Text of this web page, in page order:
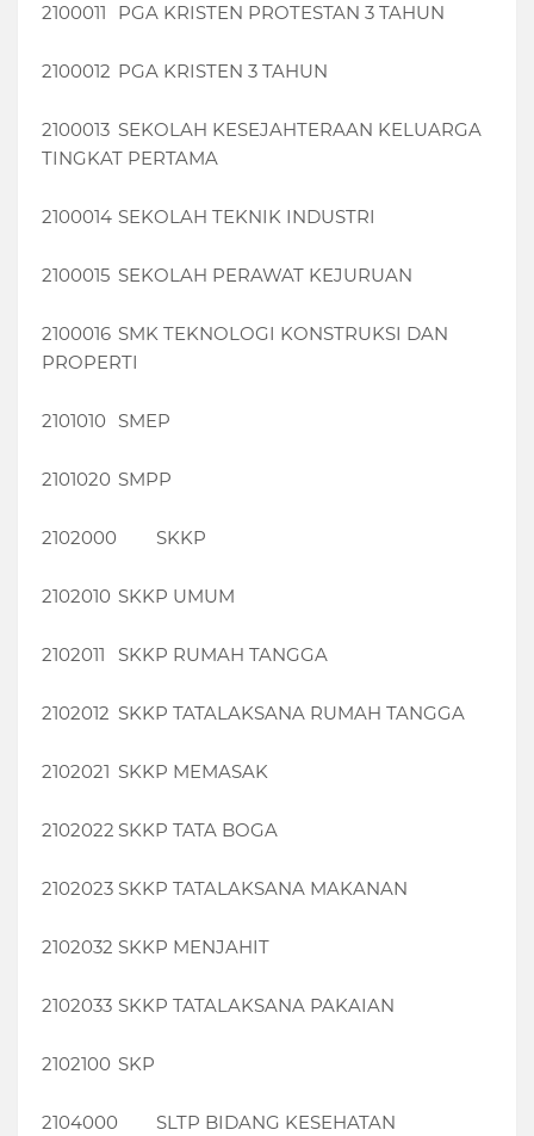
2100011 PGA KRISTEN PROTESTAN 3 TAHUN
2100012 PGA KRISTEN 3 TAHUN
2100013 SEKOLAH KESEJAHTERAAN KELUARGA
TINGKAT PERTAMA
2100014 SEKOLAH TEKNIK INDUSTRI
2100015 SEKOLAH PERAWAT KEJURUAN
2100016 SMK TEKNOLOGI KONSTRUKSI DAN
PROPERTI
2101010 SMEP
2101020 SMPP
2102000 SKKP
2102010 SKKP UMUM
2102011 SKKP RUMAH TANGGA
2102012 SKKP TATALAKSANA RUMAH TANGGA
2102021 SKKP MEMASAK
2102022 SKKP TATA BOGA
2102023 SKKP TATALAKSANA MAKANAN
2102032 SKKP MENJAHIT
2102033 SKKP TATALAKSANA PAKAIAN
2102100 SKP
2104000 SLTP BIDANG KESEHATAN